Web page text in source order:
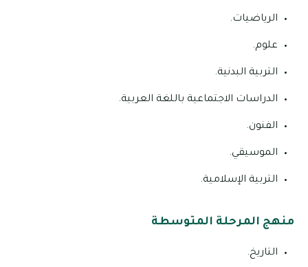
الرياضيات.
علوم.
التربية البدنية.
الدراسات الاجتماعية باللغة العربية.
الفنون.
الموسيقي.
التربية الإسلامية.
منهج المرحلة المتوسطة
التاريخ.